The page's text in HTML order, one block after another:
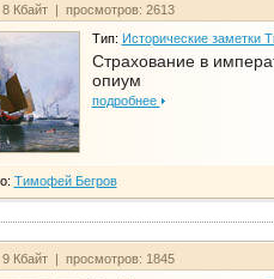
Кбайт | просмотров: 2613
Тип: Исторические заметки
Страхование в
опиум
подробнее
Тимофей Бегров
Кбайт | просмотров: 1845